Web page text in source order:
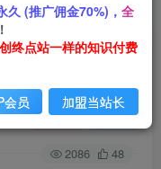
外面售价1999的
关注 私信
2086 48
久 (推广佣金70%)， 全
终点站一样的知识付费
会员 加盟当站长